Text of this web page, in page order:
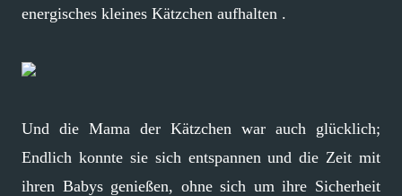
energisches kleines Kätzchen aufhalten .
Und die Mama der Kätzchen war auch glücklich;
Endlich konnte sie sich entspannen und die Zeit mit
ihren Babys genießen, ohne sich um ihre Sicherheit